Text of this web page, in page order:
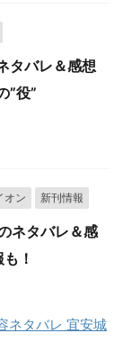
タバレ＆感想
”役”
オン 新刊情報
ネタバレ＆感
！
ネタバレ 宜安城